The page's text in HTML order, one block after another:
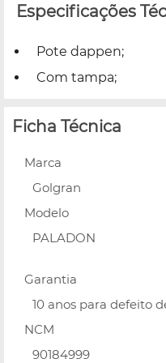
Especificações
Pote dappen;
Com tampa;
Ficha Técnica
Marca
Golgran
Modelo
PALADON
Garantia
10 anos para defeito
NCM
90184999